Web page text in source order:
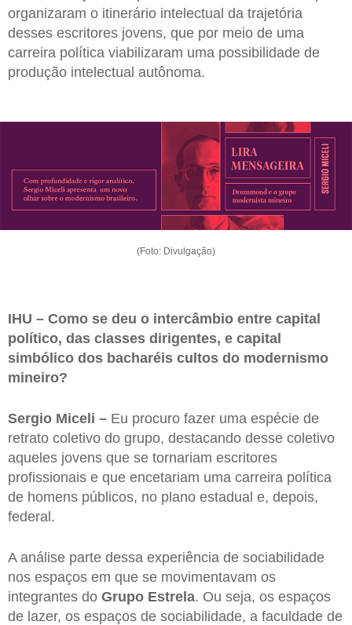
organizaram o itinerário intelectual da trajetória
desses escritores jovens, que por meio de uma
carreira política viabilizaram uma possibilidade de
produção intelectual autônoma.
(Foto: Divulgação)
IHU – Como se deu o intercâmbio entre capital
político, das classes dirigentes, e capital
simbólico dos bacharéis cultos do modernismo
mineiro?
Sergio Miceli – Eu procuro fazer uma espécie de
retrato coletivo do grupo, destacando desse coletivo
aqueles jovens que se tornariam escritores
profissionais e que encetariam uma carreira política
de homens públicos, no plano estadual e, depois,
federal.
A análise parte dessa experiência de sociabilidade
nos espaços em que se movimentavam os
integrantes do Grupo Estrela. Ou seja, os espaços
de lazer, os espaços de sociabilidade, a faculdade de